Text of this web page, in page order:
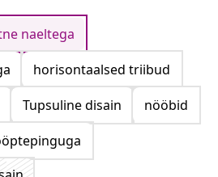
naeltega
horisontaalsed triibud
Tupsuline disain
nööbid